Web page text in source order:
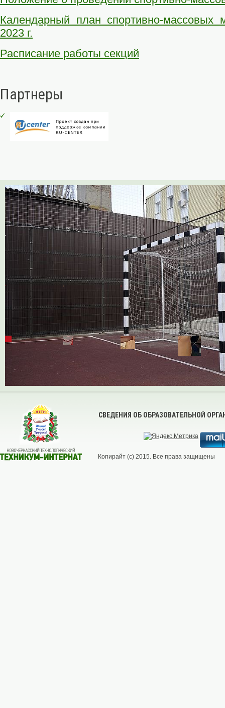
Календарный план спортивно-массовых
2023 г.
Расписание работы секций
Партнеры
СВЕДЕНИЯ ОБ ОБРАЗОВАТЕЛЬНОЙ
Копирайт (с) 2015. Все права защищены